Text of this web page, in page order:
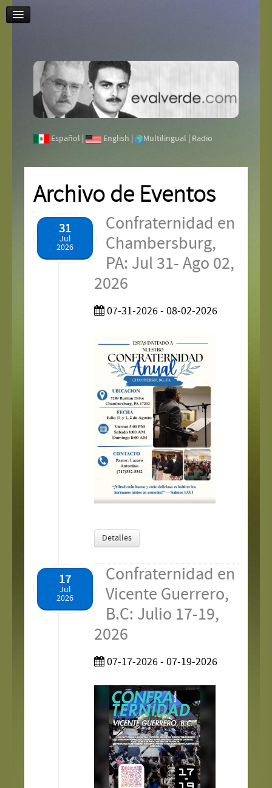
Español | English | Multilingual Radio
Archivo de Eventos
31
Jul
2026
Confraternidad en
Chambersburg,
PA: Jul 31- Ago 02,
2026
07-31-2026 - 08-02-2026
Detalles
17
Jul
2026
Confraternidad en
Vicente Guerrero,
B.C: Julio 17-19,
2026
07-17-2026 - 07-19-2026